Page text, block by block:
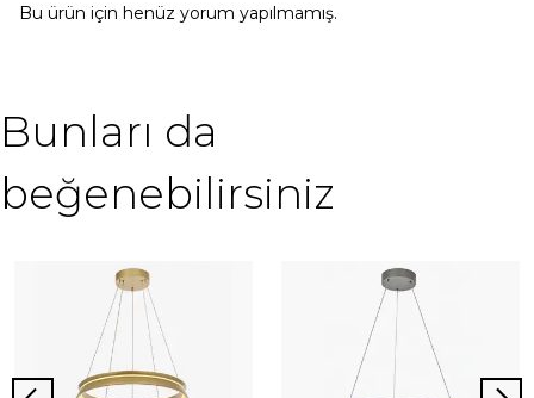
Bu ürün için henüz yorum yapılmamış.
Bunları da
beğenebilirsiniz